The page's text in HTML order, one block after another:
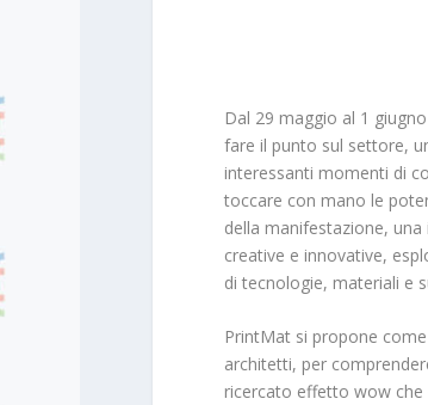
Dal 29 maggio al 1
fare il punto sul settore,
interessanti momenti di
toccare con mano le
della manifestazione,
creative e innovative,
di tecnologie, materiali e
PrintMat si propone
architetti, per
ricercato effetto wow